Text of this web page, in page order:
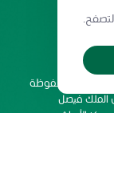
جميع الحقوق محفوظة
فيصل
الأبحاث